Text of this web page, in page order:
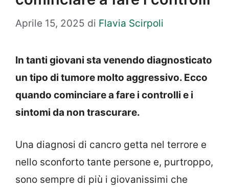
Aprile 15, 2025 di Flavia Scirpoli
In tanti giovani sta venendo diagnosticato
un tipo di tumore molto aggressivo. Ecco
quando cominciare a fare i controlli e i
sintomi da non trascurare.
Una diagnosi di cancro getta nel terrore e
nello sconforto tante persone e, purtroppo,
sono sempre di più i giovanissimi che